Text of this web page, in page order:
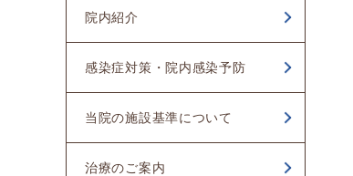
2025年05月
2024年12月
2024年10月
2024年09月
院内紹介
感染症対策・院内感染予防
当院の施設基準について
治療のご案内